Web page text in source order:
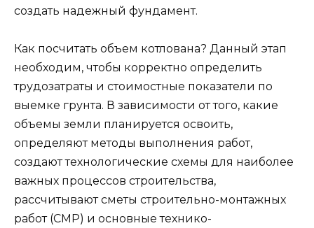
создать надежный фундамент.
Как посчитать объем котлована? Данный этап
необходим, чтобы корректно определить
трудозатраты и стоимостные показатели по
выемке грунта. В зависимости от того, какие
объемы земли планируется освоить,
определяют методы выполнения работ,
создают технологические схемы для наиболее
важных процессов строительства,
рассчитывают сметы строительно-монтажных
работ (СМР) и основные технико-